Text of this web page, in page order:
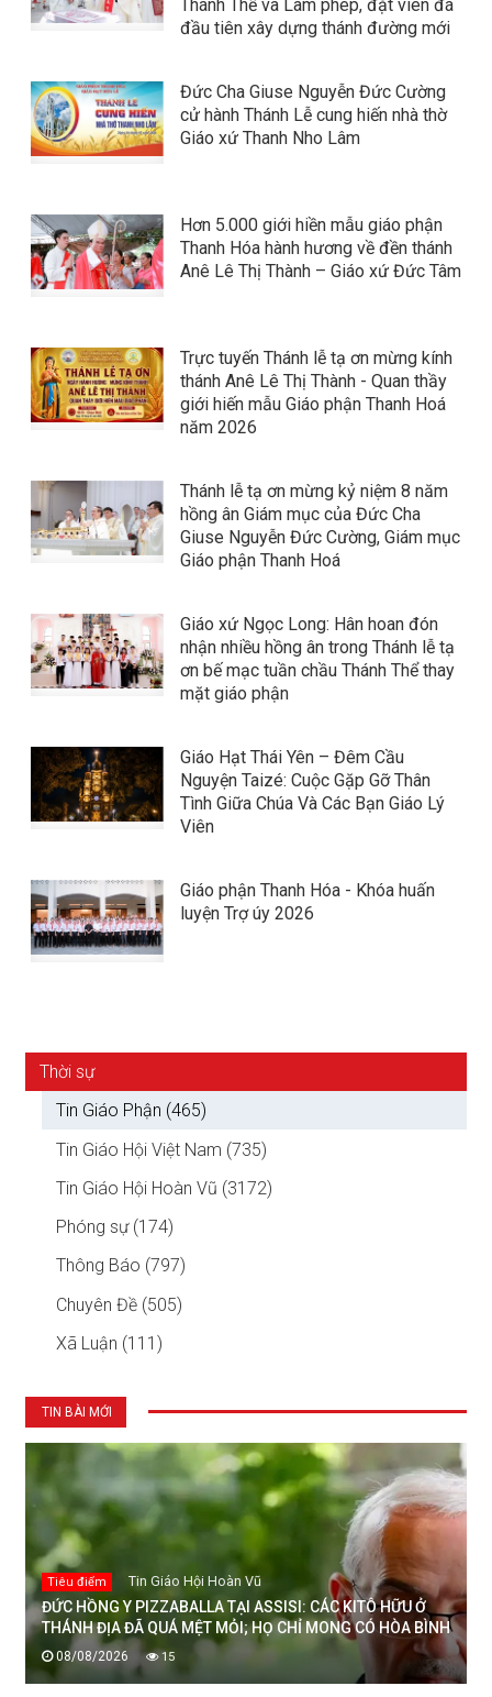
Thánh Thể và Làm phép, đặt viên đá
đầu tiên xây dựng thánh đường mới
Đức Cha Giuse Nguyễn Đức Cường
cử hành Thánh Lễ cung hiến nhà thờ
Giáo xứ Thanh Nho Lâm
Hơn 5.000 giới hiền mẫu giáo phận
Thanh Hóa hành hương về đền thánh
Anê Lê Thị Thành – Giáo xứ Đức Tâm
Trực tuyến Thánh lễ tạ ơn mừng kính
thánh Anê Lê Thị Thành - Quan thầy
giới hiến mẫu Giáo phận Thanh Hoá
năm 2026
Thánh lễ tạ ơn mừng kỷ niệm 8 năm
hồng ân Giám mục của Đức Cha
Giuse Nguyễn Đức Cường, Giám mục
Giáo phận Thanh Hoá
Giáo xứ Ngọc Long: Hân hoan đón
nhận nhiều hồng ân trong Thánh lễ tạ
ơn bế mạc tuần chầu Thánh Thể thay
mặt giáo phận
Giáo Hạt Thái Yên – Đêm Cầu
Nguyện Taizé: Cuộc Gặp Gỡ Thân
Tình Giữa Chúa Và Các Bạn Giáo Lý
Viên
Giáo phận Thanh Hóa - Khóa huấn
luyện Trợ úy 2026
Thời sự
Tin Giáo Phận (465)
Tin Giáo Hội Việt Nam (735)
Tin Giáo Hội Hoàn Vũ (3172)
Phóng sự (174)
Thông Báo (797)
Chuyên Đề (505)
Xã Luận (111)
TIN BÀI MỚI
Tiêu điểm Tin Giáo Hội Hoàn Vũ
ĐỨC HỒNG Y PIZZABALLA TẠI ASSISI: CÁC KITÔ HỮU Ở
THÁNH ĐỊA ĐÃ QUÁ MỆT MỎI; HỌ CHỈ MONG CÓ HÒA BÌNH
08/08/2026 15